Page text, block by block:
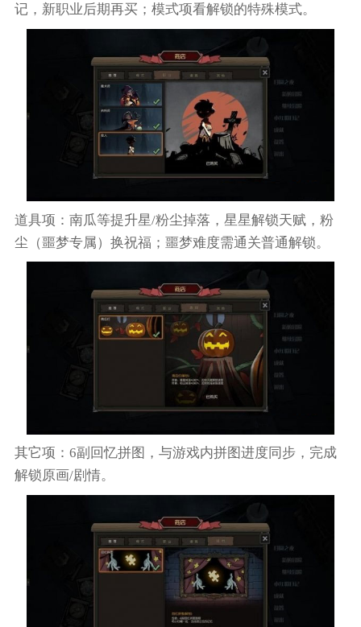
记，新职业后期再买；模式项看解锁的特殊模式。
道具项：南瓜等提升星/粉尘掉落，星星解锁天赋，粉
尘（噩梦专属）换祝福；噩梦难度需通关普通解锁。
其它项：6副回忆拼图，与游戏内拼图进度同步，完成
解锁原画/剧情。